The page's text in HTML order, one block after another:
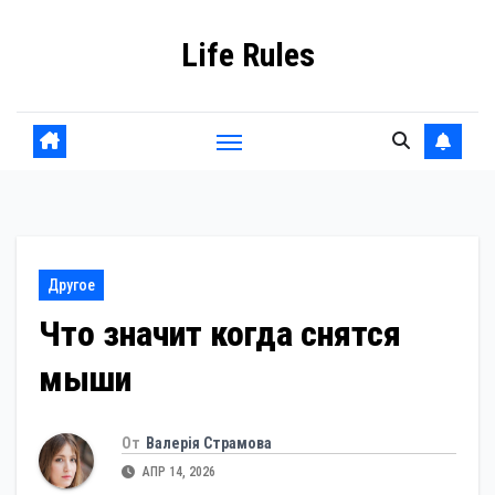
Life Rules
Другое
Что значит когда снятся
мыши
От Валерія Страмова
АПР 14, 2026